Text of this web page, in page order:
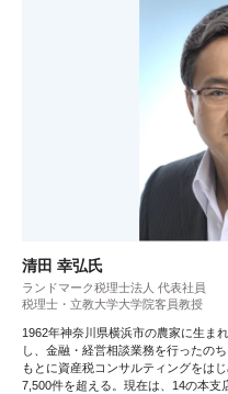
清田 幸弘氏
ランドマーク税理士法人 代表社員
税理士・立教大学大学院客員教授
1962年神奈川県横浜市の農家に生ま
し、金融・経営相談業務を行ったの
もとに資産税コンサルティングをは
7,500件を超える。現在は、14の本支